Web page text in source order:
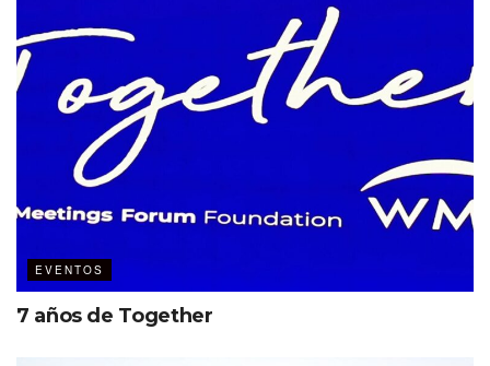
EVENTOS
7 años de Together